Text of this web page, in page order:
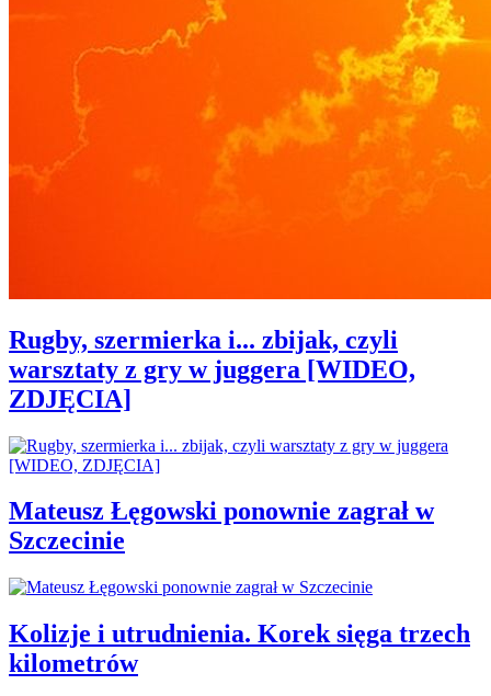
Rugby, szermierka i... zbijak, czyli
warsztaty z gry w juggera [WIDEO,
ZDJĘCIA]
Mateusz Łęgowski ponownie zagrał w
Szczecinie
Kolizje i utrudnienia. Korek sięga trzech
kilometrów